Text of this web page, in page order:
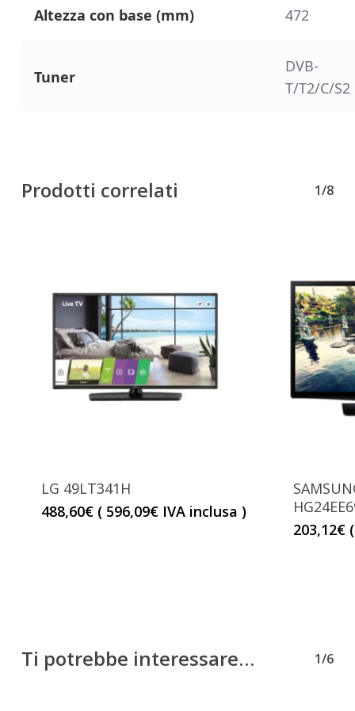
Altezza con base (mm) 472
Tuner
DVB-
T/T2/C/S2
Prodotti correlati 1/8
LG 49LT341H
488,60€ ( 596,09€IVA inclusa )
203,12€
Ti potrebbe interessare… 1/6